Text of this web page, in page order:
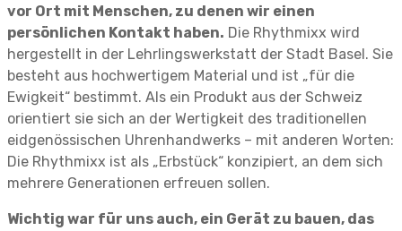
vor Ort mit Menschen, zu denen wir einen
persönlichen Kontakt haben. Die Rhythmixx wird
hergestellt in der Lehrlingswerkstatt der Stadt Basel. Sie
besteht aus hochwertigem Material und ist „für die
Ewigkeit“ bestimmt. Als ein Produkt aus der Schweiz
orientiert sie sich an der Wertigkeit des traditionellen
eidgenössischen Uhrenhandwerks – mit anderen Worten:
Die Rhythmixx ist als „Erbstück“ konzipiert, an dem sich
mehrere Generationen erfreuen sollen.
Wichtig war für uns auch, ein Gerät zu bauen, das